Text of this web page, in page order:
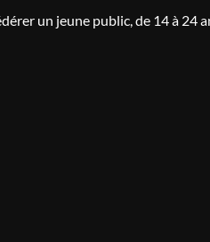
un jeune public, de 14 à